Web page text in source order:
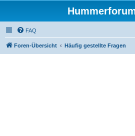
FAQ
Foren-Übersicht Häufig gestellte Fragen